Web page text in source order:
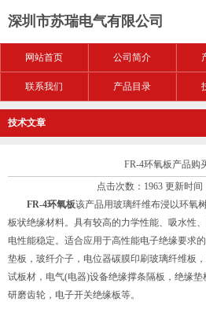
深圳市苏瑞电气有限公司
网站首页 公司简介
联系我们 产品目录
技术文章
FR-4环氧板产品购
点击次数：1963 更新时间
FR-4环氧板该产品用玻璃纤维布浸以环氧
板状绝缘材料。具有较高的力学性能、吸水性
电性能稳定。适合应用于高性能电子绝缘要求
垫板，玻纤介子，电位器碳膜印刷玻璃纤维板
试板材，电气(电器)设备绝缘撑条隔板，绝缘垫
研磨齿轮，电子开关绝缘板等。